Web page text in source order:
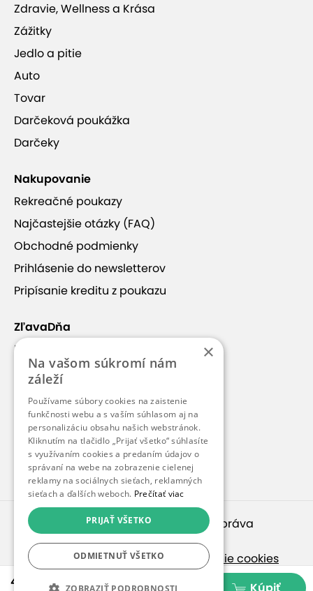
49,90 €
Zdravie, Wellness a Krása
Zážitky
Jedlo a pitie
Auto
Tovar
Darčeková poukážka
Darčeky
Nakupovanie
Rekreačné poukazy
Najčastejšie otázky (FAQ)
Obchodné podmienky
Prihlásenie do newsletterov
Pripísanie kreditu z poukazu
ZľavaDňa
Náš príbeh
Kontakt
Kariéra
Blog
Pre médiá
Pre partnerov
© 2010 – 2026inspirago s. r. o.
. Všetky práva
vyhradené.
Ochrana osobných údajov|
Nastavenie cookies
Ak hľadáte ponuky v češtine, pozrite sa na
×
Na vašom súkromí nám
záleží
Používame súbory cookies na zaistenie
funkčnosti webu a s vaším súhlasom aj na
personalizáciu obsahu našich webstránok.
Kliknutím na tlačidlo „Prijať všetko“ súhlasíte
s využívaním cookies a predaním údajov o
správaní na webe na zobrazenie cielenej
reklamy na sociálnych sieťach, reklamných
sieťach a ďalších weboch. Prečítať viac
PRIJAŤ VŠETKO
ODMIETNUŤ VŠETKO
ZOBRAZIŤ PODROBNOSTI